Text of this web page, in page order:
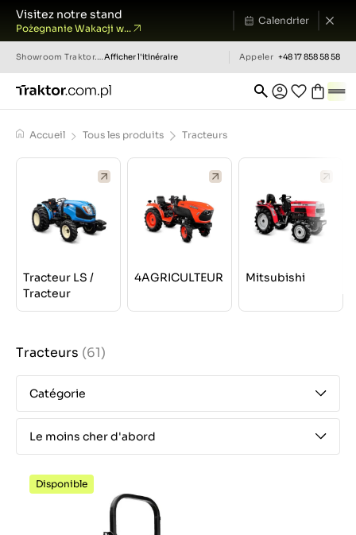
Visitez notre stand
Pożegnanie Wakacji w...
Calendrier
Showroom Traktor.com.pl Afficher l'itinéraire Appeler +48 17 858 58 58
Accueil Tous les produits Tracteurs
Tracteur LS /
Tracteur
4AGRICULTEUR Mitsubishi
Tracteurs (61)
Catégorie
Le moins cher d'abord
Disponible